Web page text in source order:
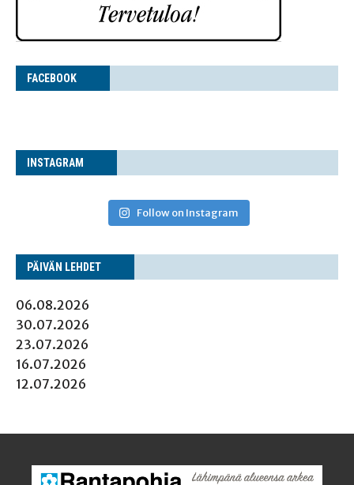
FACE­BOOK
INS­TA­GRAM
Follow on Instagram
PÄI­VÄN LEHDET
06.08.2026
30.07.2026
23.07.2026
16.07.2026
12.07.2026